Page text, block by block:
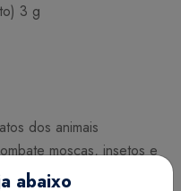
3 g
dos animais
moscas, insetos e
galinheiros e outras
abaixo